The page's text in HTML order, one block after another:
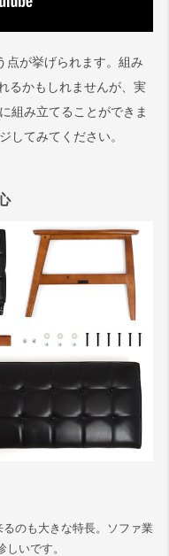
点が挙げられます。組み
るかもしれませんが、実
組み立てることができま
してみてください。
のも大きな特長。ソファ業
いです。